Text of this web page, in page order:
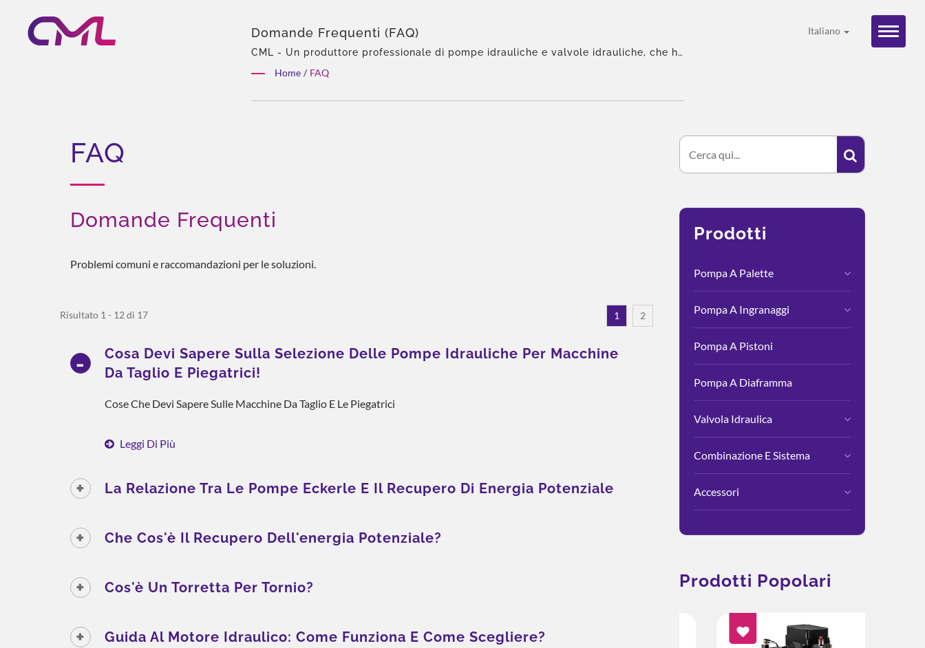
Italiano
Domande Frequenti (FAQ)
CML - Un produttore professionale di pompe idrauliche e valvole idrauliche, che ha
Home / FAQ
FAQ
Domande Frequenti
Problemi comuni e raccomandazioni per le soluzioni.
Risultato 1 - 12 di 17 1 2
Cosa Devi Sapere Sulla Selezione Delle Pompe Idrauliche Per Macchine
Da Taglio E Piegatrici!
Cose Che Devi Sapere Sulle Macchine Da Taglio E Le Piegatrici
Leggi Di Più
La Relazione Tra Le Pompe Eckerle E Il Recupero Di Energia Potenziale
Che Cos'è Il Recupero Dell'energia Potenziale?
Cos'è Un Torretta Per Tornio?
Guida Al Motore Idraulico: Come Funziona E Come Scegliere?
Prodotti
Pompa A Palette
Pompa A Ingranaggi
Pompa A Pistoni
Pompa A Diaframma
Valvola Idraulica
Combinazione E Sistema
Accessori
Prodotti Popolari